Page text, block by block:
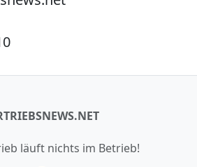
läuft nichts im Betrieb!